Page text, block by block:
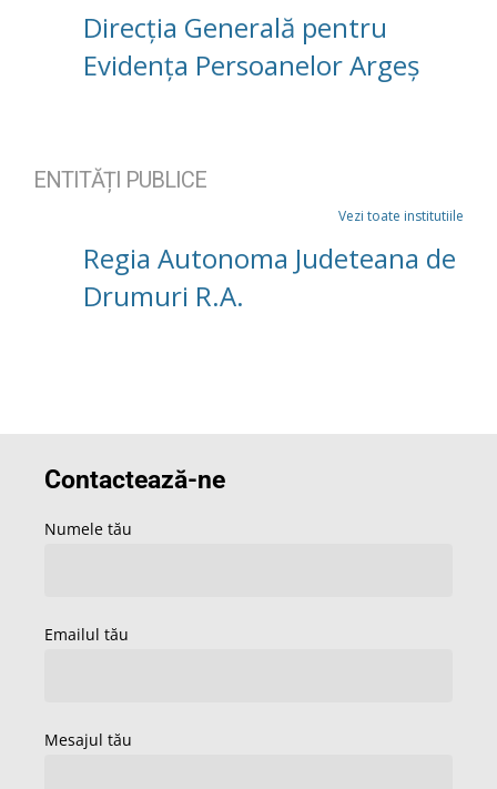
Direcția Generală pentru
Evidența Persoanelor Argeș
ENTITĂȚI PUBLICE
Vezi toate institutiile
Regia Autonoma Judeteana de
Drumuri R.A.